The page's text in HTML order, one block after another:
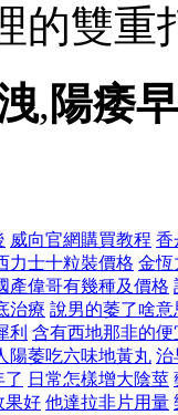
的雙重
, 陽痿
威向官網購買教程 香
力士十粒裝價格 金恆
產偉哥有幾種及價格
治療 說男的萎了啥意
利 含有西地那非的便
陽萎吃六味地黃丸 治
了 日常怎樣增大陰莖
果好 他達拉非片用量